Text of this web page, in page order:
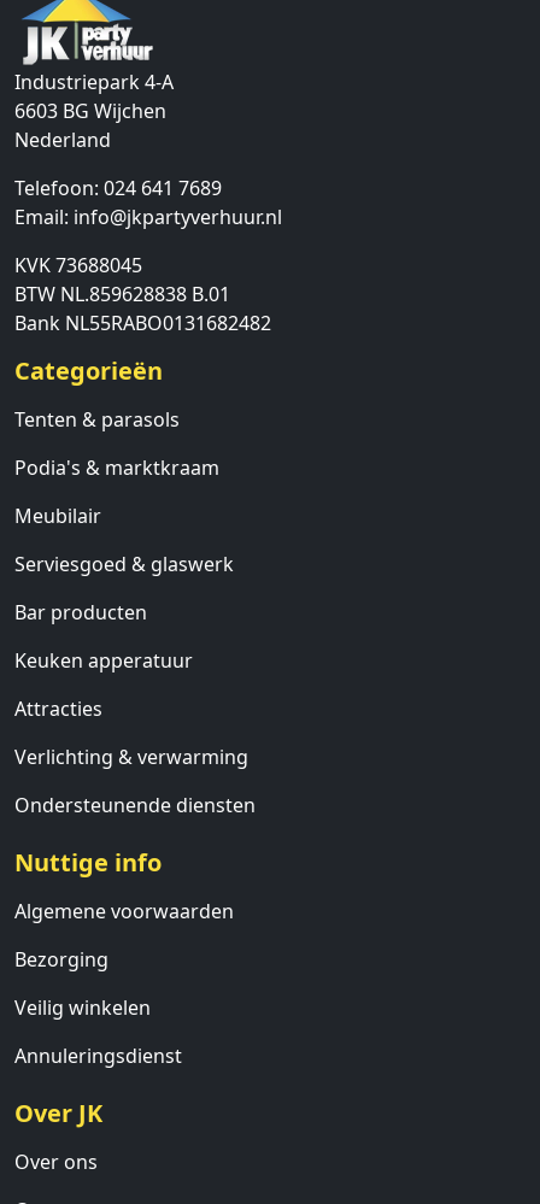
Industriepark 4-A
6603 BG Wijchen
Nederland
Telefoon: 024 641 7689
Email: info@jkpartyverhuur.nl
KVK 73688045
BTW NL.859628838 B.01
Bank NL55RABO0131682482
Categorieën
Tenten & parasols
Podia's & marktkraam
Meubilair
Serviesgoed & glaswerk
Bar producten
Keuken apperatuur
Attracties
Verlichting & verwarming
Ondersteunende diensten
Nuttige info
Algemene voorwaarden
Bezorging
Veilig winkelen
Annuleringsdienst
Over JK
Over ons